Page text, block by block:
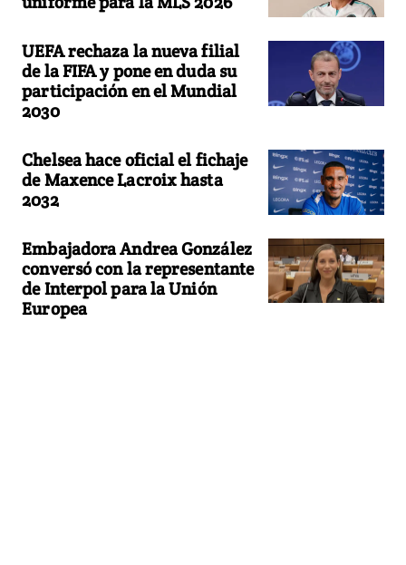
UEFA rechaza la nueva filial
de la FIFA y pone en duda su
participación en el Mundial
2030
Chelsea hace oficial el fichaje
de Maxence Lacroix hasta
2032
Embajadora Andrea González
conversó con la representante
de Interpol para la Unión
Europea